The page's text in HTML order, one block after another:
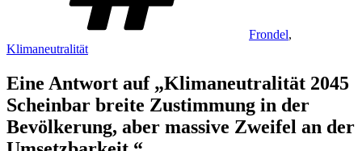
Frondel,
Klimaneutralität
Eine Antwort auf „Klimaneutralität 2045
Scheinbar breite Zustimmung in der
Bevölkerung, aber massive Zweifel an der